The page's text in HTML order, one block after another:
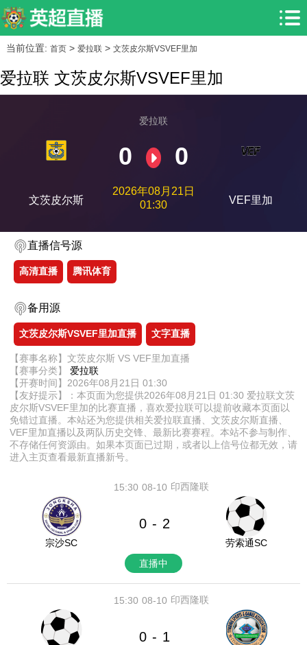
当前位置: 首页> 爱拉联> 文茨皮尔斯VSVEF里加
爱拉联 文茨皮尔斯VSVEF里加
文茨皮尔斯
爱拉联
0 0
2026年08月21日
01:30
VEF里加
直播信号源
高清直播 腾讯体育
备用源
文茨皮尔斯VSVEF里加直播 文字直播
【赛事名称】文茨皮尔斯 VS VEF里加直播
【赛事分类】 爱拉联
【开赛时间】2026年08月21日 01:30
【友好提示】：本页面为您提供2026年08月21日 01:30 爱拉联文茨
皮尔斯VSVEF里加的比赛直播，喜欢爱拉联可以提前收藏本页面以
免错过直播。本站还为您提供相关爱拉联直播、文茨皮尔斯直播、
VEF里加直播以及两队历史交锋、最新比赛赛程。本站不参与制作、
不存储任何资源由。如果本页面已过期，或者以上信号位都无效，请
进入主页查看最新直播新号。
08-10
15:30 印西隆联
宗沙SC
0 - 2
劳索通SC
直播中
08-10
15:30 印西隆联
0 - 1